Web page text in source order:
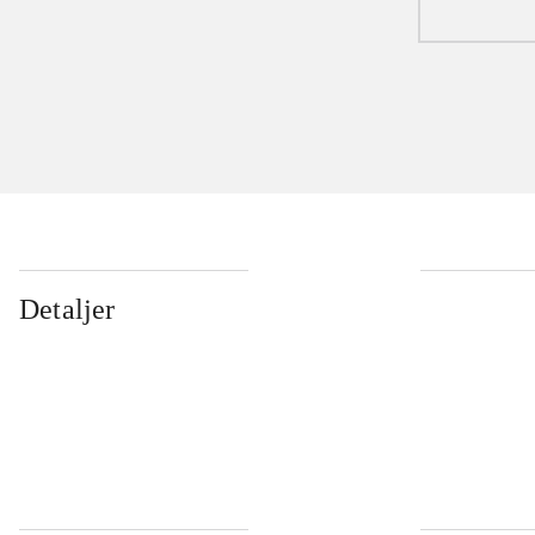
Detaljer